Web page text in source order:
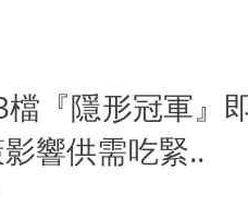
檔『隱形冠軍』
響供需吃緊..